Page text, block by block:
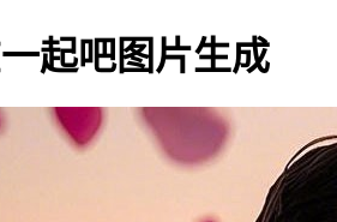
起吧图片生成